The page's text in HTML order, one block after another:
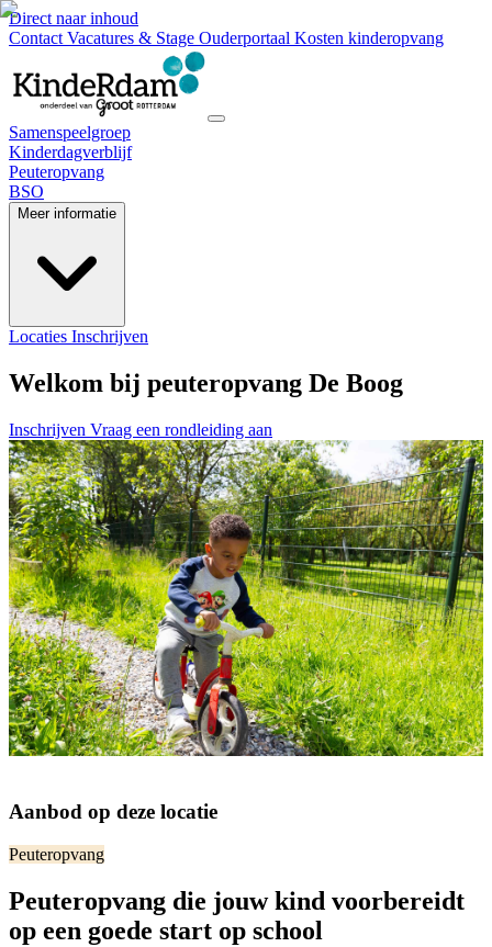
Direct naar inhoud
Contact Vacatures & Stage Ouderportaal Kosten kinderopvang
Samenspeelgroep
Kinderdagverblijf
Peuteropvang
BSO
Meer informatie
Locaties Inschrijven
Welkom bij peuteropvang De Boog
Inschrijven Vraag een rondleiding aan
Aanbod op deze locatie
Peuteropvang
Peuteropvang die jouw kind voorbereidt
op een goede start op school